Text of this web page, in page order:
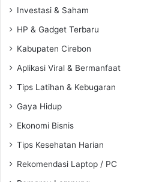
Investasi & Saham
HP & Gadget Terbaru
Kabupaten Cirebon
Aplikasi Viral & Bermanfaat
Tips Latihan & Kebugaran
Gaya Hidup
Ekonomi Bisnis
Tips Kesehatan Harian
Rekomendasi Laptop / PC